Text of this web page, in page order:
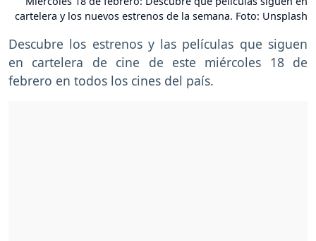
cartelera y los nuevos estrenos de la semana. Foto: Unsplash
Descubre los estrenos y las películas que siguen
en cartelera de cine de este miércoles 18 de
febrero en todos los cines del país.